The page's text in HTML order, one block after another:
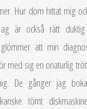
Hur dom hittat mig
är också rätt
att min
med sig en onaturlig
De gånger jag
tömt